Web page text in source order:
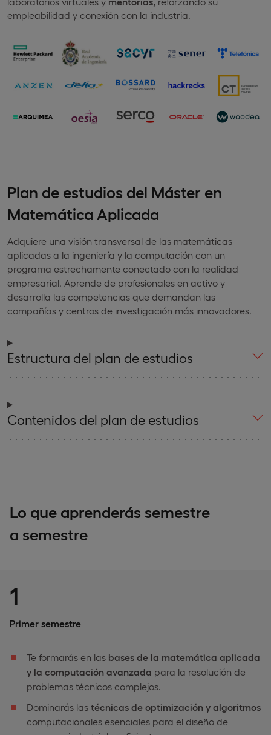
empleabilidad y conexión con la industria.
Plan de estudios del Máster en
Matemática Aplicada
Adquiere una visión transversal de las matemáticas
aplicadas a la ingeniería y la computación con un
programa estrechamente conectado con la realidad
empresarial. Aprende de profesionales en activo y
desarrolla las competencias que demandan las
compañías y centros de investigación más innovadores.
Estructura del plan de estudios
Contenidos del plan de estudios
Lo que aprenderás semestre
a semestre
1
Primer semestre
Te formarás en las bases de la matemática aplicada
y la computación avanzada para la resolución de
problemas técnicos complejos.
Dominarás las técnicas de optimización y algoritmos
computacionales esenciales para el diseño de